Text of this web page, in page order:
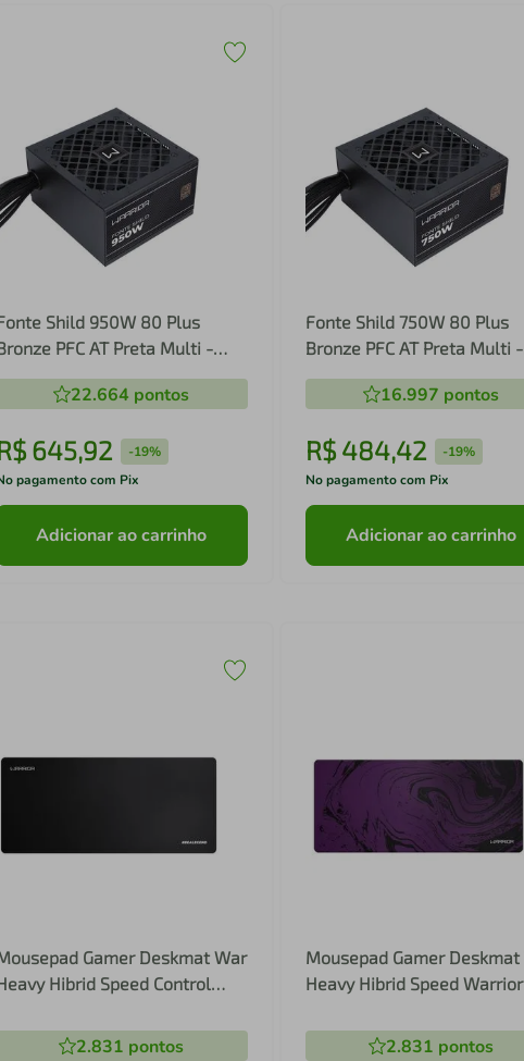
Shild 950W 80 Plus
PFC AT Preta Multi -
GM103
22.664 pontos
645,92 -19%
pagamento com Pix
Adicionar ao carrinho
Fonte Shild 750W 80 Plus
Bronze PFC AT Preta Multi -
GM102 GM102
16.997 pontos
R$ 484,42 -19%
No pagamento com Pix
Adicionar ao carrinho
Gamer Deskmat War
Hibrid Speed Control
2.831 pontos
Mousepad Gamer Deskmat
Heavy Hibrid Speed
2.831 pontos